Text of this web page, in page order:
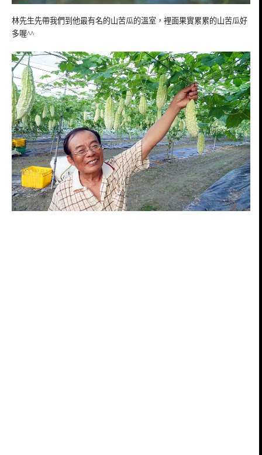
林先生先帶我們到他最有名的山苦瓜的溫室，裡面果實累累的山苦瓜好
多喔^^